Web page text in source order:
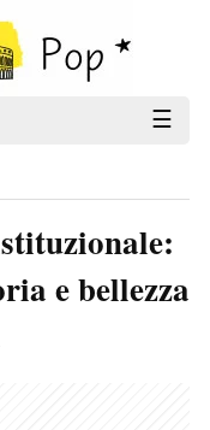
☰
e bellezza